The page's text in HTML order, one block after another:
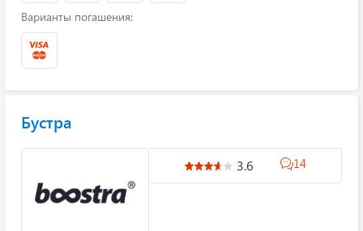
Варианты погашения:
Бустра
3.6 14